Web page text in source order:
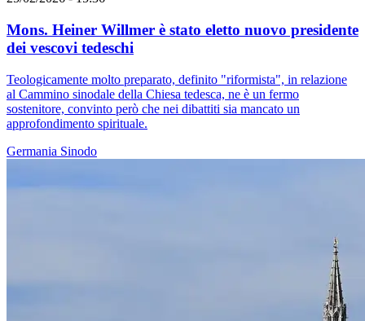
Mons. Heiner Willmer è stato eletto nuovo presidente
dei vescovi tedeschi
Teologicamente molto preparato, definito "riformista", in relazione
al Cammino sinodale della Chiesa tedesca, ne è un fermo
sostenitore, convinto però che nei dibattiti sia mancato un
approfondimento spirituale.
Germania Sinodo